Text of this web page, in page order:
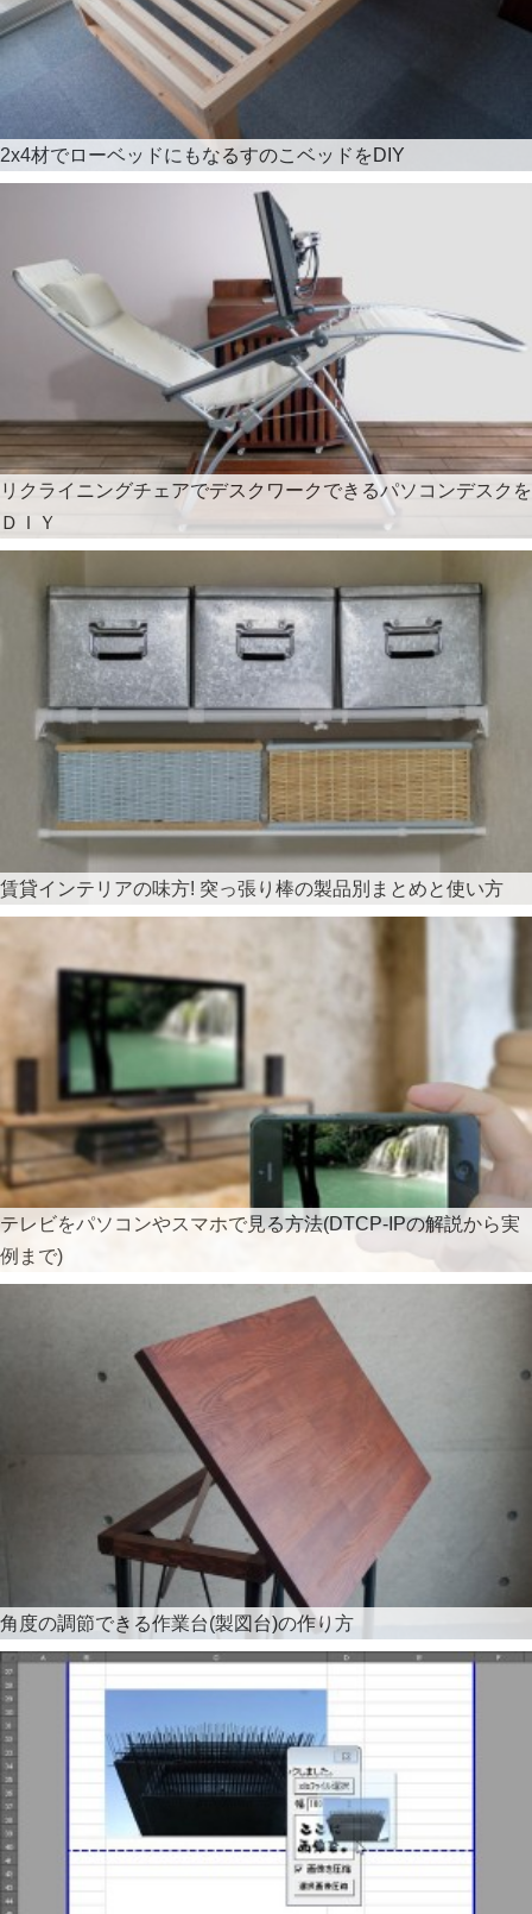
2x4材でローベッドにもなるすのこベッドをDIY
リクライニングチェアでデスクワークできるパソコンデスクを
ＤＩＹ
賃貸インテリアの味方! 突っ張り棒の製品別まとめと使い方
テレビをパソコンやスマホで見る方法(DTCP-IPの解説から実
例まで)
角度の調節できる作業台(製図台)の作り方